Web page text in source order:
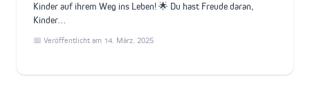
Kinder auf ihrem Weg ins Leben! 🌟 Du hast Freude daran,
Kinder…
📅 Veröffentlicht am 14. März. 2025